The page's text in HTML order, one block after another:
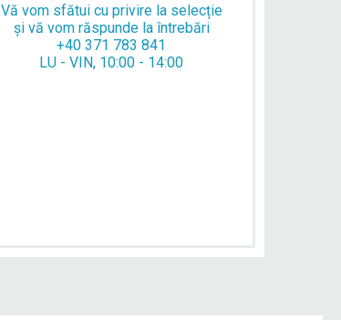
Vă vom sfătui cu privire la selecție
și vă vom răspunde la întrebări
+40 371 783 841
LU - VIN, 10:00 - 14:00